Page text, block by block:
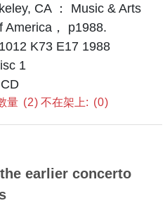
CA ： Music & Arts
America， p1988.
K73 E17 1988
1
量 2 不在架上: 0
earlier concerto